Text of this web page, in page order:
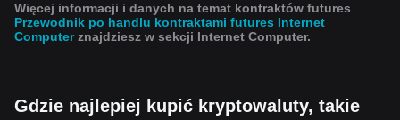
Więcej informacji i danych na temat kontraktów futures
Przewodnik po handlu kontraktami futures Internet
Computerznajdziesz w sekcji Internet Computer.
Gdzie najlepiej kupić kryptowaluty, takie